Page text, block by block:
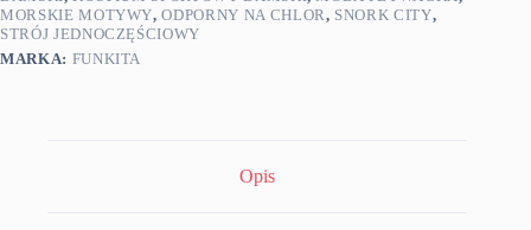
MORSKIE MOTYWY,ODPORNY NA CHLOR, SNORK CITY,
STRÓJ JEDNOCZĘŚCIOWY
MARKA: FUNKITA
Opis